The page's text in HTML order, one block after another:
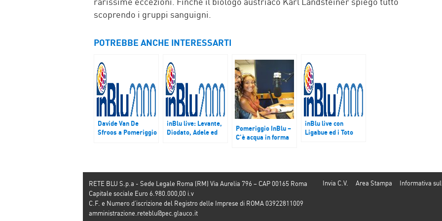
scoprendo i gruppi sanguigni.
POTREBBE ANCHE INTERESSARTI
Davide Van De
Sfroos a Pomeriggio
inBlu live: Levante,
Diodato, Adele ed
Pomeriggio InBlu –
C’è acqua in forma
inBlu live con
Ligabue ed i Toto
Invia C.V. Area Stampa Informativa
RETE BLU S.p.a - Sede Legale Roma (RM) Via Aurelia 796 – CAP 00165 Roma
Capitale sociale Euro 6.980.000,00 i.v
C.F. e Numero d’iscrizione del Registro delle Imprese di ROMA 03922811009
amministrazione.reteblu@pec.glauco.it